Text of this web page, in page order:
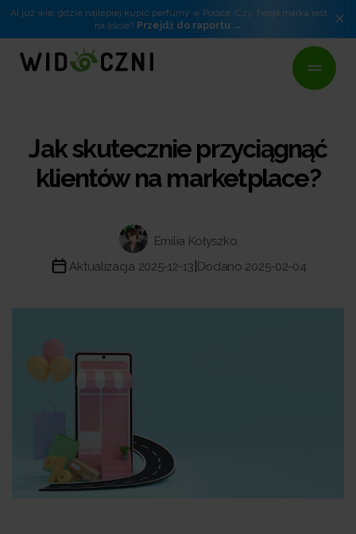
AI już wie, gdzie najlepiej kupić perfumy w Polsce. Czy Twoja marka jest
na liście? Przejdź do raportu ×
Jak skutecznie przyciągnąć
klientów na marketplace?
Emilia Kołyszko
Aktualizacja 2025-12-13 Dodano 2025-02-04